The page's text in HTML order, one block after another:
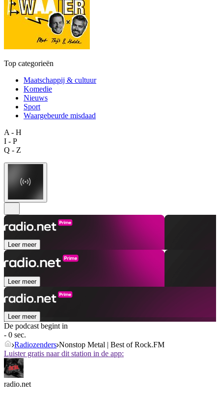
Top categorieën
Maatschappij & cultuur
Komedie
Nieuws
Sport
Waargebeurde misdaad
A - H
I - P
Q - Z
Leer meer
Leer meer
Leer meer
De podcast begint in
- 0 sec.
Radiozenders Nonstop Metal | Best of Rock.FM
Luister gratis naar dit station in de app:
radio.net